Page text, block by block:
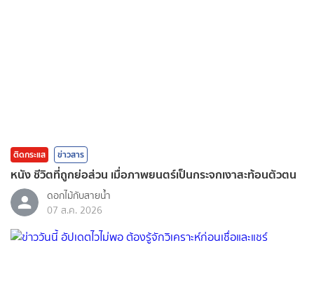
ติดกระแส ข่าวสาร
หนัง ชีวิตที่ถูกย่อส่วน เมื่อภาพยนตร์เป็นกระจกเงาสะท้อนตัวตน
ดอกไม้กับสายน้ำ
07 ส.ค. 2026